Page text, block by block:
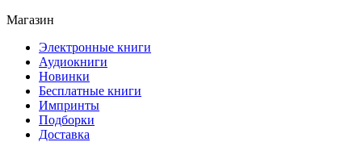
Магазин
Электронные книги
Аудиокниги
Новинки
Бесплатные книги
Импринты
Подборки
Доставка